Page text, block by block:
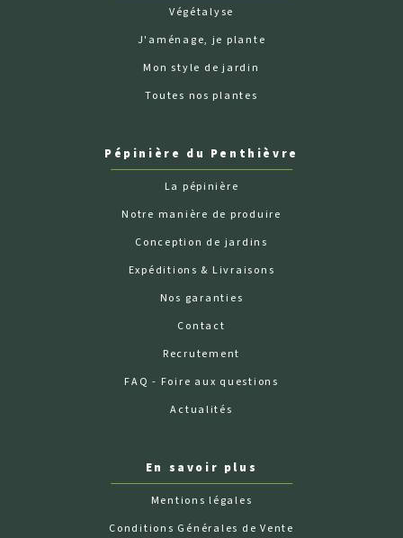
Végétalyse
J'aménage, je plante
Mon style de jardin
Toutes nos plantes
Pépinière du Penthièvre
La pépinière
Notre manière de produire
Conception de jardins
Expéditions & Livraisons
Nos garanties
Contact
Recrutement
FAQ - Foire aux questions
Actualités
En savoir plus
Mentions légales
Conditions Générales de Vente